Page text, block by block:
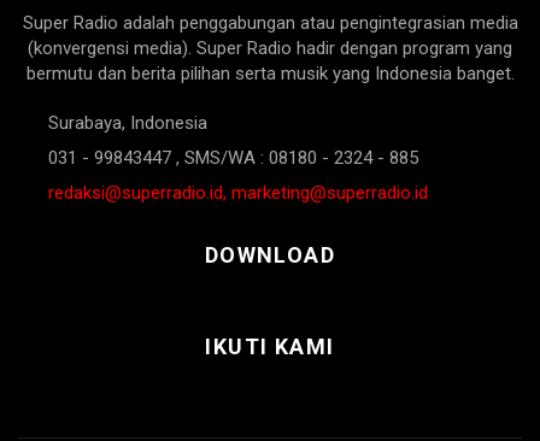
Super Radio adalah penggabungan atau pengintegrasian media
(konvergensi media). Super Radio hadir dengan program yang
bermutu dan berita pilihan serta musik yang Indonesia banget.
Surabaya, Indonesia
031 - 99843447 , SMS/WA : 08180 - 2324 - 885
redaksi@superradio.id, marketing@superradio.id
DOWNLOAD
IKUTI KAMI